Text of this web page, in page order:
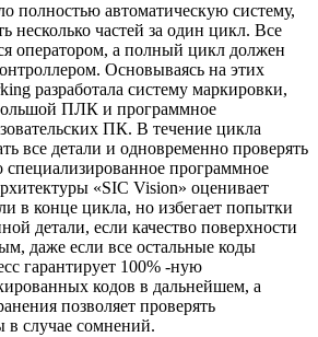
полностью автоматическую систему,
несколько частей за один цикл. Все
оператором, а полный цикл должен
Основываясь на этих
разработала систему маркировки,
ПЛК и программное
ПК. В течение цикла
все детали и одновременно проверять
специализированное программное
«SIC Vision» оценивает
в конце цикла, но избегает попытки
детали, если качество поверхности
даже если все остальные коды
гарантирует 100% -ную
кодов в дальнейшем, а
позволяет проверять
в случае сомнений.